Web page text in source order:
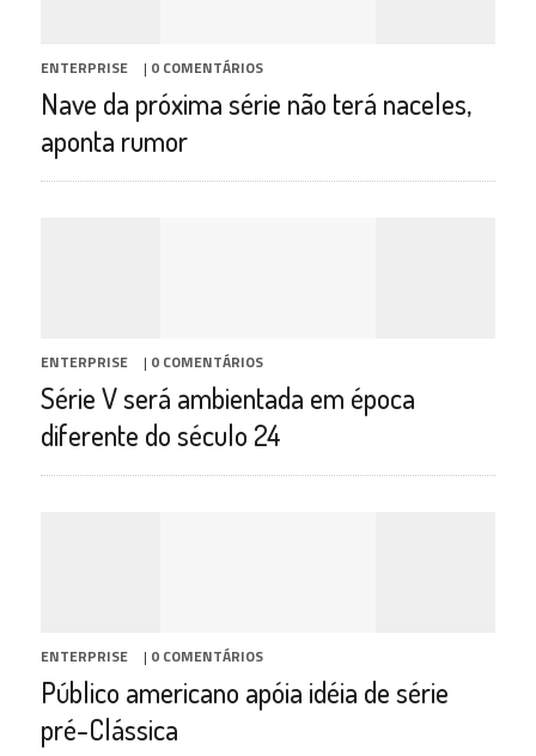
ENTERPRISE | 0 COMENTÁRIOS
Nave da próxima série não terá naceles,
aponta rumor
ENTERPRISE | 0 COMENTÁRIOS
Série V será ambientada em época
diferente do século 24
ENTERPRISE | 0 COMENTÁRIOS
Público americano apóia idéia de série
pré-Clássica